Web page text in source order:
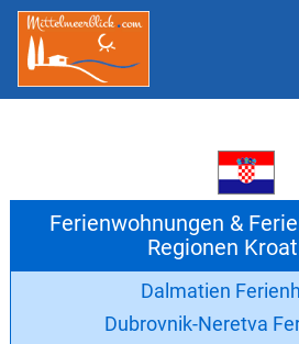
Ferienwohnungen &
Regionen
Dalmatien
Dubrovnik-Neretva